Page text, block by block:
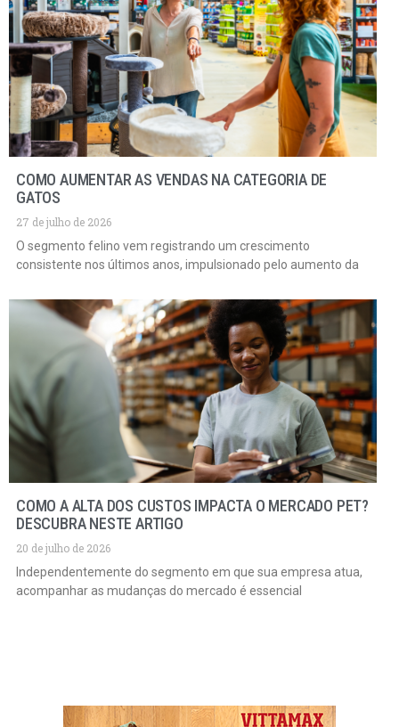
COMO AUMENTAR AS VENDAS NA CATEGORIA DE
GATOS
27 de julho de 2026
O segmento felino vem registrando um crescimento
consistente nos últimos anos, impulsionado pelo aumento da
COMO A ALTA DOS CUSTOS IMPACTA O MERCADO PET?
DESCUBRA NESTE ARTIGO
20 de julho de 2026
Independentemente do segmento em que sua empresa atua,
acompanhar as mudanças do mercado é essencial